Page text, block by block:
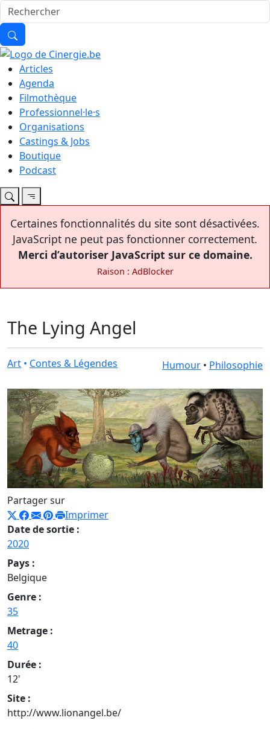
Articles
Agenda
Filmothèque
Professionnel·le·s
Organisations
Castings & Jobs
Boutique
Podcast
Certaines fonctionnalités du site sont désactivées.
JavaScript ne peut pas fonctionner correctement.
Merci d’autoriser JavaScript sur ce domaine.
Raison : AdBlocker
The Lying Angel
Art • Contes & Légendes Humour • Philosophie
Partager sur
Imprimer
Date de sortie :
2020
Pays :
Belgique
Genre :
35
Metrage :
40
Durée :
12'
Site :
http://www.lionangel.be/